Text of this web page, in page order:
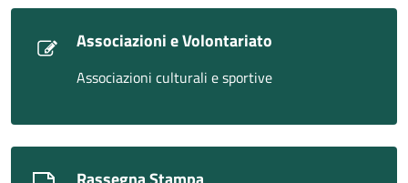
Associazioni e Volontariato
Associazioni culturali e sportive